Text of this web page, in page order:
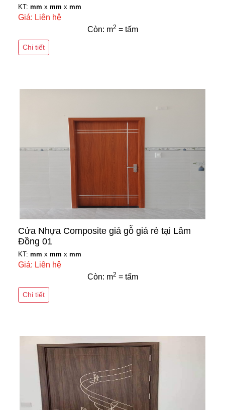
KT: mm x mm x mm
Giá: Liên hệ
Còn: m2 = tấm
Chi tiết
Cửa Nhựa Composite giả gỗ giá rẻ tại Lâm
Đồng 01
KT: mm x mm x mm
Giá: Liên hệ
Còn: m2 = tấm
Chi tiết